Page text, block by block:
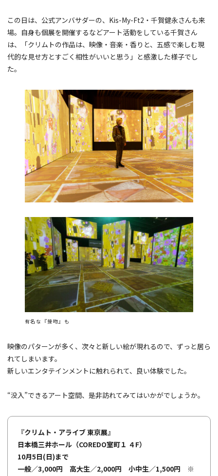
この日は、公式アンバサダーの、Kis-My-Ft2・千賀健永さんも来
場。自身も個展を開催するなどアート活動をしている千賀さん
は、「クリムトの作品は、映像・音楽・香りと、五感で楽しむ現
代的な見せ方とすごく相性がいいと思う」と感激した様子でし
た。
有名な『接吻』も
映像のパターンが多く、次々と新しい絵が現れるので、ずっと居ら
れてしまいます。
新しいエンタテインメントに触れられて、良い体験でした。
“没入”できるアート空間、是非訪れてみてはいかがでしょうか。
『クリムト・アライブ 東京展』
日本橋三井ホール（COREDO室町１ ４F）
10月5日(日)まで
一般／3,000円 高大生／2,000円 小中生／1,500円 ※